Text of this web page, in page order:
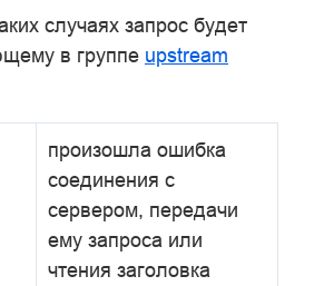
случаях запрос будет
в группе upstream
произошла ошибка
соединения с
сервером, передачи
ему запроса или
чтения заголовка